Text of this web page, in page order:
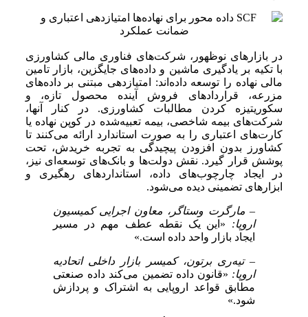
در بازارهای نوظهور، شرکت‌های فناوری مالی کشاورزی
با تکیه بر یادگیری ماشین و داده‌های جایگزین، بازار تامین
مالی نهاده را توسعه داده‌اند: امتیازدهی مبتنی بر داده‌های
مزرعه، قراردادهای فروش آینده محصول تازه، و
سکوریتیزه کردن مطالبات کشاورزی. در کنار آنها،
شرکت‌های بیمه شاخصی، بیمه تعبیه‌شده در کوپن نهاده یا
کارت‌های اعتباری را به صورت استاندارد ارائه می‌کنند تا
کشاورز بدون افزودن پیچیدگی به تجربه خریدش، تحت
پوشش قرار گیرد. نقش دولت‌ها و بانک‌های توسعه‌ای نیز،
در ایجاد چارچوب‌های داده، استانداردهای رهگیری و
ابزارهای تضمینی دیده می‌شود.
– مارگرت وستاگر، معاون اجرایی کمیسیون
اروپا: «این یک نقطه عطف مهم در مسیر
ایجاد بازار واحد داده است.»
– تیه‌ری برتون، کمیسر بازار داخلی اتحادیه
اروپا: «قانون داده تضمین می‌کند داده صنعتی
مطابق قواعد اروپایی به اشتراک و پردازش
شود.»